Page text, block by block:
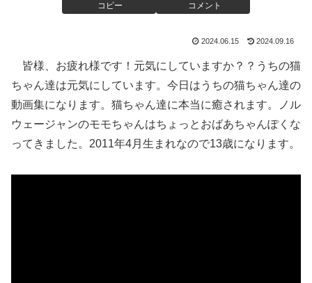
コピー コメント
2024.06.15 2024.09.16
皆様、お疲れ様です！元気にしていますか？？うちの猫
ちゃん達は元気にしています。今日はうちの猫ちゃん達の
動画集になります。猫ちゃん達に本当に癒されます。ノル
ウェージャンのモモちゃんはちょっとおばあちゃんぽくな
ってきました。2011年4月生まれなので13歳になります。